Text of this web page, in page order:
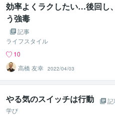
効率よくラクしたい…後回し
う強毒
記事
ライフスタイル
10
高橋 友幸 2022/04/03
やる気のスイッチは行動
記
学び